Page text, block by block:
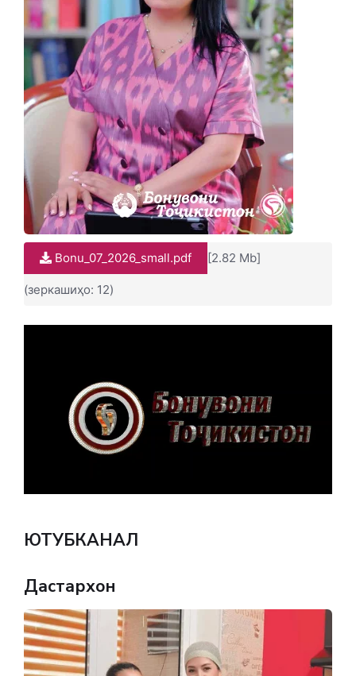
Bonu_07_2026_small.pdf [2.82 Mb]
(зеркашиҳо: 12)
ЮТУБКАНАЛ
Дастархон